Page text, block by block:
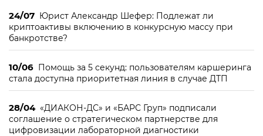
24/07 Юрист Александр Шефер: Подлежат ли
криптоактивы включению в конкурсную массу при
банкротстве?
10/06 Помощь за 5 секунд: пользователям каршеринга
стала доступна приоритетная линия в случае ДТП
28/04 «ДИАКОН-ДС» и «БАРС Груп» подписали
соглашение о стратегическом партнерстве для
цифровизации лабораторной диагностики